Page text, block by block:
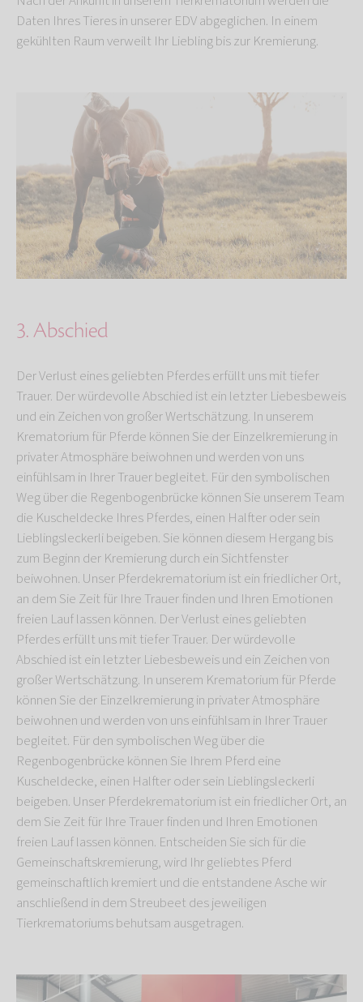
Daten Ihres Tieres in unserer EDV abgeglichen. In einem
gekühlten Raum verweilt Ihr Liebling bis zur Kremierung.
3. Abschied
Der Verlust eines geliebten Pferdes erfüllt uns mit tiefer
Trauer. Der würdevolle Abschied ist ein letzter Liebesbeweis
und ein Zeichen von großer Wertschätzung. In unserem
Krematorium für Pferde können Sie der Einzelkremierung in
privater Atmosphäre beiwohnen und werden von uns
einfühlsam in Ihrer Trauer begleitet. Für den symbolischen
Weg über die Regenbogenbrücke können Sie unserem Team
die Kuscheldecke Ihres Pferdes, einen Halfter oder sein
Lieblingsleckerli beigeben. Sie können diesem Hergang bis
zum Beginn der Kremierung durch ein Sichtfenster
beiwohnen. Unser Pferdekrematorium ist ein friedlicher Ort,
an dem Sie Zeit für Ihre Trauer finden und Ihren Emotionen
freien Lauf lassen können. Der Verlust eines geliebten
Pferdes erfüllt uns mit tiefer Trauer. Der würdevolle
Abschied ist ein letzter Liebesbeweis und ein Zeichen von
großer Wertschätzung. In unserem Krematorium für Pferde
können Sie der Einzelkremierung in privater Atmosphäre
beiwohnen und werden von uns einfühlsam in Ihrer Trauer
begleitet. Für den symbolischen Weg über die
Regenbogenbrücke können Sie Ihrem Pferd eine
Kuscheldecke, einen Halfter oder sein Lieblingsleckerli
beigeben. Unser Pferdekrematorium ist ein friedlicher Ort, an
dem Sie Zeit für Ihre Trauer finden und Ihren Emotionen
freien Lauf lassen können. Entscheiden Sie sich für die
Gemeinschaftskremierung, wird Ihr geliebtes Pferd
gemeinschaftlich kremiert und die entstandene Asche wir
anschließend in dem Streubeet des jeweiligen
Tierkrematoriums behutsam ausgetragen.